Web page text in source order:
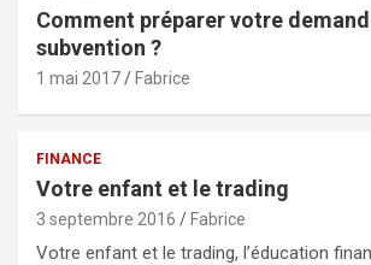
Comment préparer votre
subvention ?
1 mai 2017 Fabrice
FINANCE
Votre enfant et le trading
3 septembre 2016 Fabrice
Votre enfant et le trading, l’éducation